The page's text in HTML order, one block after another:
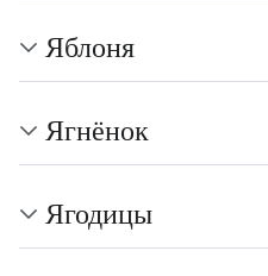
Яблоня
Ягнёнок
Ягодицы